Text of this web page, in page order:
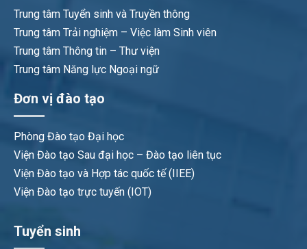
Trung tâm Tuyển sinh và Truyền thông
Trung tâm Trải nghiệm – Việc làm Sinh viên
Trung tâm Thông tin – Thư viện
Trung tâm Năng lực Ngoại ngữ
Đơn vị đào tạo
Phòng Đào tạo Đại học
Viện Đào tạo Sau đại học – Đào tạo liên tục
Viện Đào tạo và Hợp tác quốc tế (IIEE)
Viện Đào tạo trực tuyến (IOT)
Tuyển sinh